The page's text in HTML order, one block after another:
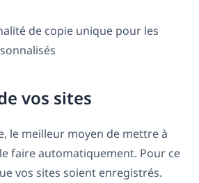
de copie unique pour les
vos sites
le meilleur moyen de mettre à
faire automatiquement. Pour ce
vos sites soient enregistrés.